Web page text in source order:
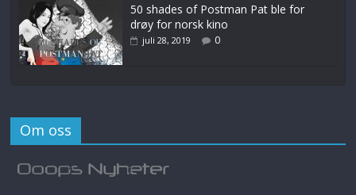
50 shades of Postman Pat ble for
drøy for norsk kino
juli 28, 2019 0
Om oss